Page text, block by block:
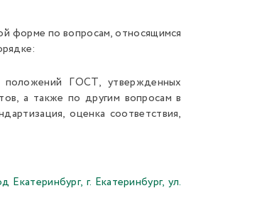
форме по вопросам, относящимся
положений ГОСТ, утвержденных
а также по другим вопросам в
оценка соответствия,
г. Екатеринбург, ул.